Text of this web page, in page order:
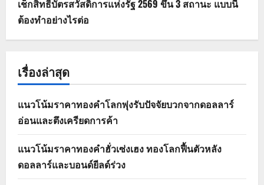
เช็กสิทธิ์บัตรสวัสดิการแห่งรัฐ 2569 ขึ้น 3 สถานะ แบบนี้
ต้องทำอย่างไรต่อ
เรื่องล่าสุด
แนวโน้มราคาทองคำโลกพุ่งรับปัจจัยบวกจากดอลลาร์
อ่อนและตึงเครียดการค้า
แนวโน้มราคาทองคำฮั่วเซ่งเฮง ทองโลกฟื้นตัวหลัง
ดอลลาร์และบอนด์ยีลด์ร่วง